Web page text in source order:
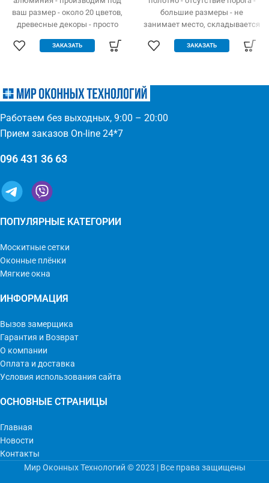
ваш размер - около 20 цветов,
древесные декоры - просто
одевается и снимается -
ломается - любые формы и
трапеция - проста в установке
(инструмент не нужен)
ЗАКАЗАТЬ
большие размеры - не
занимает место, складывается
и в бок - высокая прочность и
простое управление
(автоматическое выдвижение)
- широкий выбор цвета по
ЗАКАЗАТЬ
Работаем без выходных, 9:00 – 20:00
Прием заказов On-line 24*7
096 431 36 63
ПОПУЛЯРНЫЕ КАТЕГОРИИ
Москитные сетки
Оконные плёнки
Мягкие окна
ИНФОРМАЦИЯ
Вызов замерщика
Гарантия и Возврат
О компании
Оплата и доставка
Условия использования сайта
ОСНОВНЫЕ СТРАНИЦЫ
Главная
Новости
Контакты
Мир Оконных Технологий © 2023 | Все права защищены